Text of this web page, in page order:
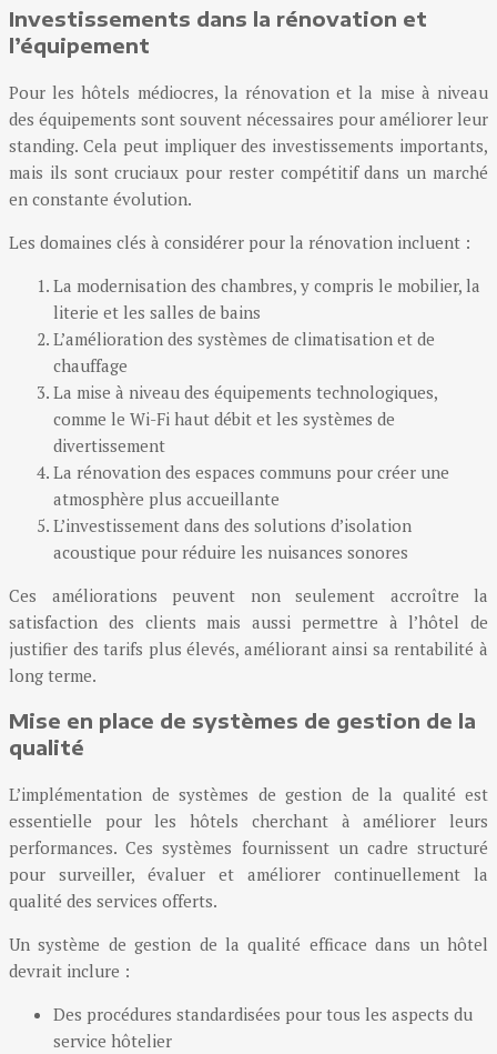
Investissements dans la rénovation et
l’équipement
Pour les hôtels médiocres, la rénovation et la mise à niveau
des équipements sont souvent nécessaires pour améliorer leur
standing. Cela peut impliquer des investissements importants,
mais ils sont cruciaux pour rester compétitif dans un marché
en constante évolution.
Les domaines clés à considérer pour la rénovation incluent :
La modernisation des chambres, y compris le mobilier, la
literie et les salles de bains
L’amélioration des systèmes de climatisation et de
chauffage
La mise à niveau des équipements technologiques,
comme le Wi-Fi haut débit et les systèmes de
divertissement
La rénovation des espaces communs pour créer une
atmosphère plus accueillante
L’investissement dans des solutions d’isolation
acoustique pour réduire les nuisances sonores
Ces améliorations peuvent non seulement accroître la
satisfaction des clients mais aussi permettre à l’hôtel de
justifier des tarifs plus élevés, améliorant ainsi sa rentabilité à
long terme.
Mise en place de systèmes de gestion de la
qualité
L’implémentation de systèmes de gestion de la qualité est
essentielle pour les hôtels cherchant à améliorer leurs
performances. Ces systèmes fournissent un cadre structuré
pour surveiller, évaluer et améliorer continuellement la
qualité des services offerts.
Un système de gestion de la qualité efficace dans un hôtel
devrait inclure :
Des procédures standardisées pour tous les aspects du
service hôtelier